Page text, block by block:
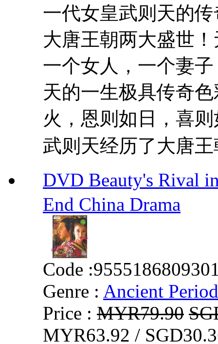
一代女皇武则天的
大唐王朝两大盛世
一个女人，一个妻
天的一生极具传奇
火，恩则如日，喜
武则天经历了大唐
DVD Beauty's Rival
End China Drama
Code :
Genre : Ancient Period
Price : MYR79.90
MYR63.92 /